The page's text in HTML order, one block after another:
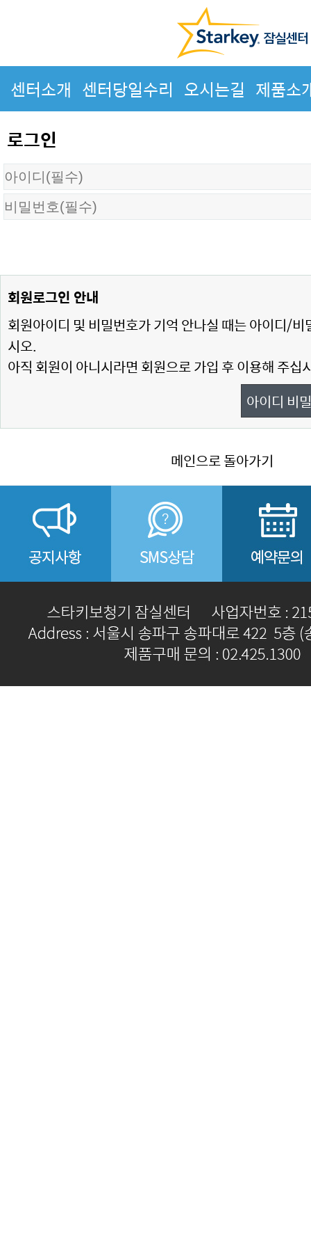
센터소개 센터당일수리 오시는길 제품소
로그인
회원로그인 안내
회원아이디 및 비밀번호가 기억 안나실 때는 아이디/
시오.
아직 회원이 아니시라면 회원으로 가입 후 이용해 주십
아이디 비
메인으로 돌아가기